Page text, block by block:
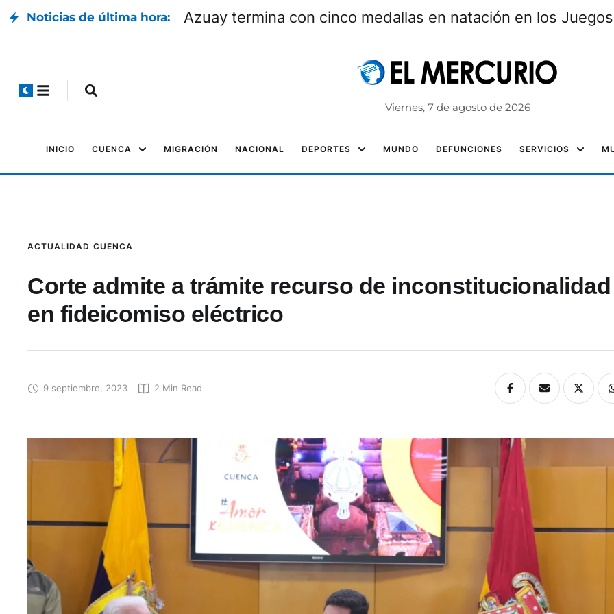
Noticias de última hora:
Unidos Azuay termina con cinco medallas en natación en los
Viernes, 7 de agosto de 2026
INICIO CUENCA MIGRACIÓN NACIONAL DEPORTES MUNDO DEFUNCIONES SERVICIOS
ACTUALIDAD CUENCA
Corte admite a trámite recurso de inconstitucionalidad
en fideicomiso eléctrico
9 septiembre, 2023 2 Min Read